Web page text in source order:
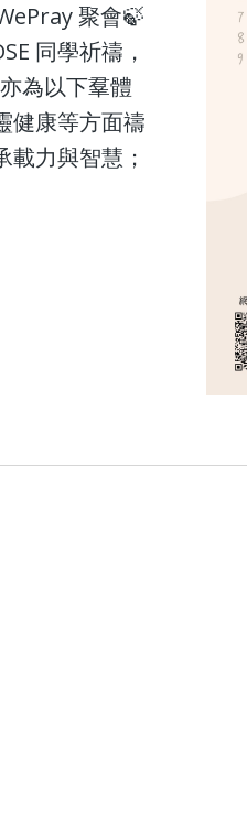
聚會🍃
同學祈禱，
為以下羣體
健康等方面禱
力與智慧；